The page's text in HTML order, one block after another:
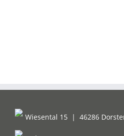
Wiesental 15 | 46286